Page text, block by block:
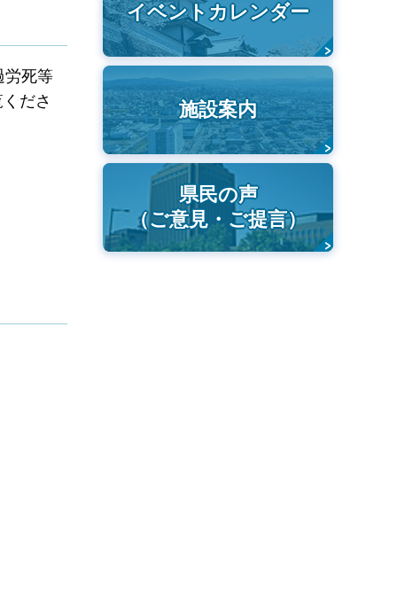
労死等
ださ
イベントカレンダー
施設案内
県民の声
（ご意見・ご提言）